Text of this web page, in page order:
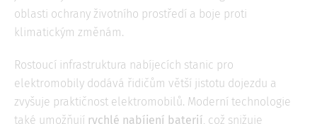
oblasti ochrany životního prostředí a boje proti
klimatickým změnám.
Rostoucí infrastruktura nabíjecích stanic pro
elektromobily dodává řidičům větší jistotu dojezdu a
zvyšuje praktičnost elektromobilů. Moderní technologie
také umožňují rychlé nabíjení baterií, což snižuje